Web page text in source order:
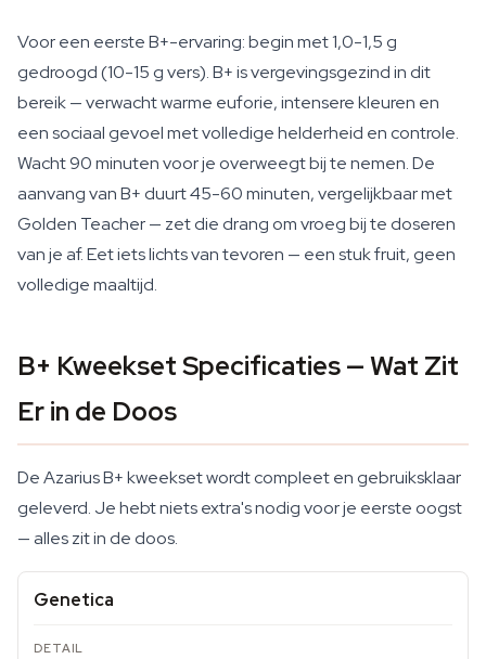
Voor een eerste B+-ervaring: begin met 1,0-1,5 g
gedroogd (10-15 g vers). B+ is vergevingsgezind in dit
bereik — verwacht warme euforie, intensere kleuren en
een sociaal gevoel met volledige helderheid en controle.
Wacht 90 minuten voor je overweegt bij te nemen. De
aanvang van B+ duurt 45-60 minuten, vergelijkbaar met
Golden Teacher — zet die drang om vroeg bij te doseren
van je af. Eet iets lichts van tevoren — een stuk fruit, geen
volledige maaltijd.
B+ Kweekset Specificaties — Wat Zit
Er in de Doos
De Azarius B+ kweekset wordt compleet en gebruiksklaar
geleverd. Je hebt niets extra's nodig voor je eerste oogst
— alles zit in de doos.
Genetica